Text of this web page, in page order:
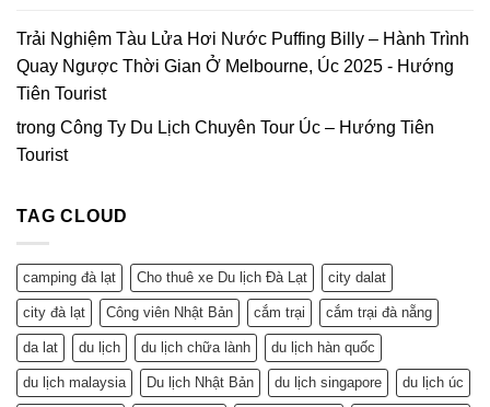
Trải Nghiệm Tàu Lửa Hơi Nước Puffing Billy – Hành Trình
Quay Ngược Thời Gian Ở Melbourne, Úc 2025 - Hướng
Tiên Tourist
trong Công Ty Du Lịch Chuyên Tour Úc – Hướng Tiên
Tourist
TAG CLOUD
camping đà lạt Cho thuê xe Du lịch Đà Lạt city dalat
city đà lạt Công viên Nhật Bản cắm trại cắm trại đà nẵng
da lat du lịch du lịch chữa lành du lịch hàn quốc
du lịch malaysia Du lịch Nhật Bản du lịch singapore du lịch úc